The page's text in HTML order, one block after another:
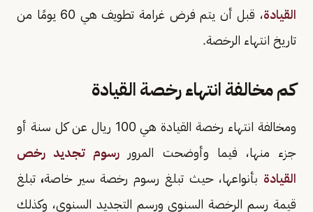
القيادة
، قبل أن يتم فرض غرامة تطويف هي 60 يومًا من
تاريخ انتهاء الرخصة.
كم مخالفة انتهاء رخصة القيادة
ومخالفة انتهاء رخصة القيادة هي 100 ريال عن كل سنة أو
جزء منها، فيما وأوضحت المرور رسوم تجديد رخص
القيادة بأنواعها، حيث تبلغ رسوم رخصة سير خاصة، تبلغ
قيمة رسم الرخصة السنوي ورسم التجديد السنوي، وكذلك